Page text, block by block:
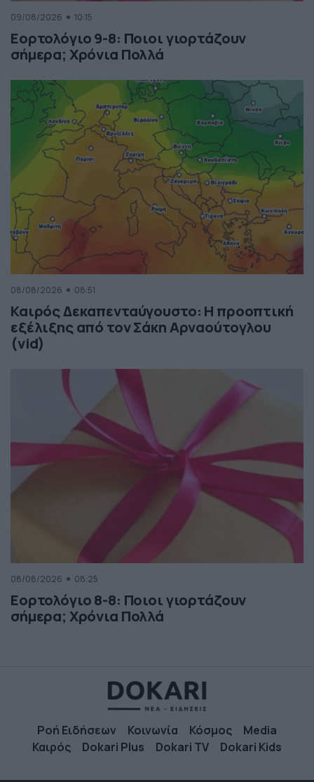
09/08/2026 10:15
Εορτολόγιο 9-8: Ποιοι γιορτάζουν
σήμερα; Χρόνια Πολλά
08/08/2026 08:51
Καιρός Δεκαπενταύγουστο: Η προοπτική
εξέλιξης από τον Σάκη Αρναούτογλου
(vid)
08/08/2026 08:25
Εορτολόγιο 8-8: Ποιοι γιορτάζουν
σήμερα; Χρόνια Πολλά
Ροή Ειδήσεων Κοινωνία Κόσμος
Media
Καιρός
Dokari Plus Dokari TV Dokari Kids